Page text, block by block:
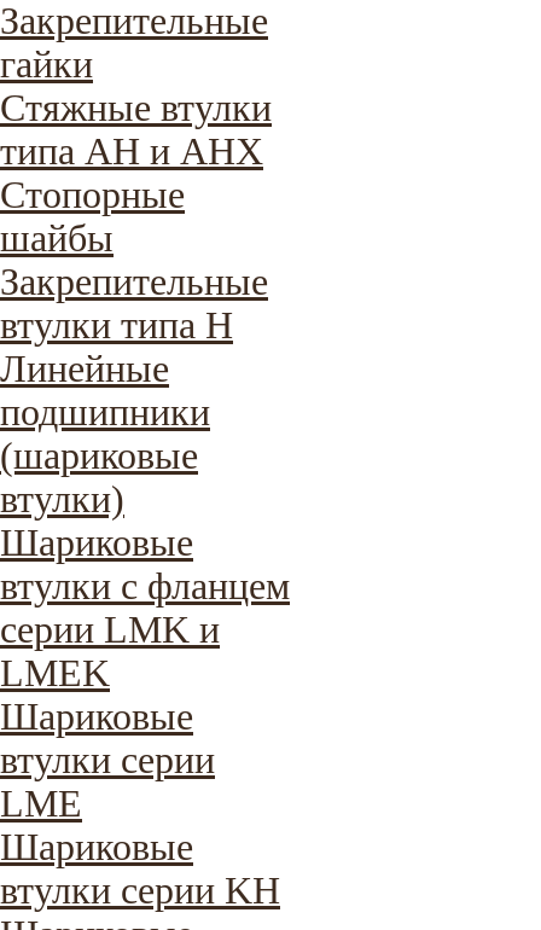
Закрепительные
гайки
Стяжные втулки
типа AH и AHX
Стопорные
шайбы
Закрепительные
втулки типа H
Линейные
подшипники
(шариковые
втулки)
Шариковые
втулки с фланцем
серии LMK и
LMEK
Шариковые
втулки серии
LME
Шариковые
втулки серии KH